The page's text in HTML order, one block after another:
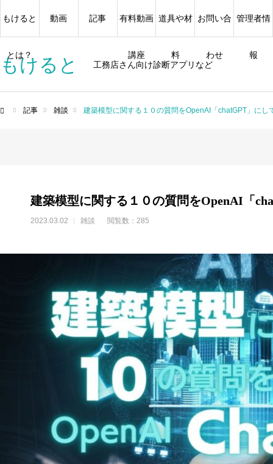
もけると 工務店さん向け診断アプリなど
もけると
とは？
動画 記事 有料動画
講座
道具や材
料
お問い合
わせ
管理者情
報
記事 雑談 建築模型に関する１０の質問をOpenAI「chatGPT」にし
建築模型に関する１０の質問をOpenAI「
2023.03.02 雑談 閲覧数：285